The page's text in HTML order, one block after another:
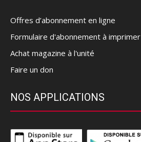
Offres d’abonnement en ligne
Formulaire d'abonnement à imprimer
Achat magazine à l'unité
Faire un don
NOS APPLICATIONS